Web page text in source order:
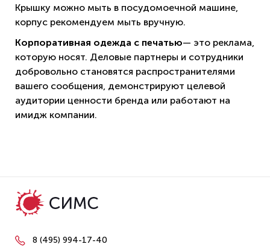
Крышку можно мыть в посудомоечной машине,
корпус рекомендуем мыть вручную.
Корпоративная одежда с печатью— это реклама,
которую носят. Деловые партнеры и сотрудники
добровольно становятся распространителями
вашего сообщения, демонстрируют целевой
аудитории ценности бренда или работают на
имидж компании.
8 (495) 994-17-40